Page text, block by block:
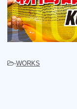
-WORKS